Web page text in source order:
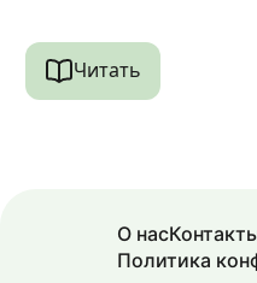
Читать
О нас
Политика